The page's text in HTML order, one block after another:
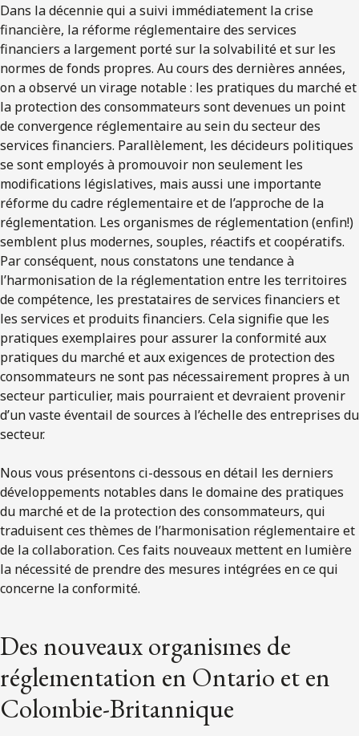
Dans la décennie qui a suivi immédiatement la crise
financière, la réforme réglementaire des services
financiers a largement porté sur la solvabilité et sur les
normes de fonds propres. Au cours des dernières années,
on a observé un virage notable : les pratiques du marché et
la protection des consommateurs sont devenues un point
de convergence réglementaire au sein du secteur des
services financiers. Parallèlement, les décideurs politiques
se sont employés à promouvoir non seulement les
modifications législatives, mais aussi une importante
réforme du cadre réglementaire et de l’approche de la
réglementation. Les organismes de réglementation (enfin!)
semblent plus modernes, souples, réactifs et coopératifs.
Par conséquent, nous constatons une tendance à
l’harmonisation de la réglementation entre les territoires
de compétence, les prestataires de services financiers et
les services et produits financiers. Cela signifie que les
pratiques exemplaires pour assurer la conformité aux
pratiques du marché et aux exigences de protection des
consommateurs ne sont pas nécessairement propres à un
secteur particulier, mais pourraient et devraient provenir
d’un vaste éventail de sources à l’échelle des entreprises du
secteur.
Nous vous présentons ci-dessous en détail les derniers
développements notables dans le domaine des pratiques
du marché et de la protection des consommateurs, qui
traduisent ces thèmes de l’harmonisation réglementaire et
de la collaboration. Ces faits nouveaux mettent en lumière
la nécessité de prendre des mesures intégrées en ce qui
concerne la conformité.
Des nouveaux organismes de
réglementation en Ontario et en
Colombie-Britannique